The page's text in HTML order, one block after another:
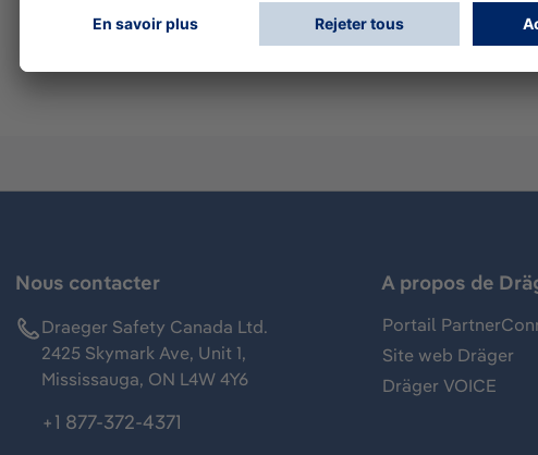
Masque intégré / Masque monté
Nous contacter
Draeger Safety Canada Ltd.
2425 Skymark Ave, Unit 1,
Mississauga, ON L4W 4Y6
+1 877-372-4371
A propos de
Portail
Site web Dräger
Dräger VOICE